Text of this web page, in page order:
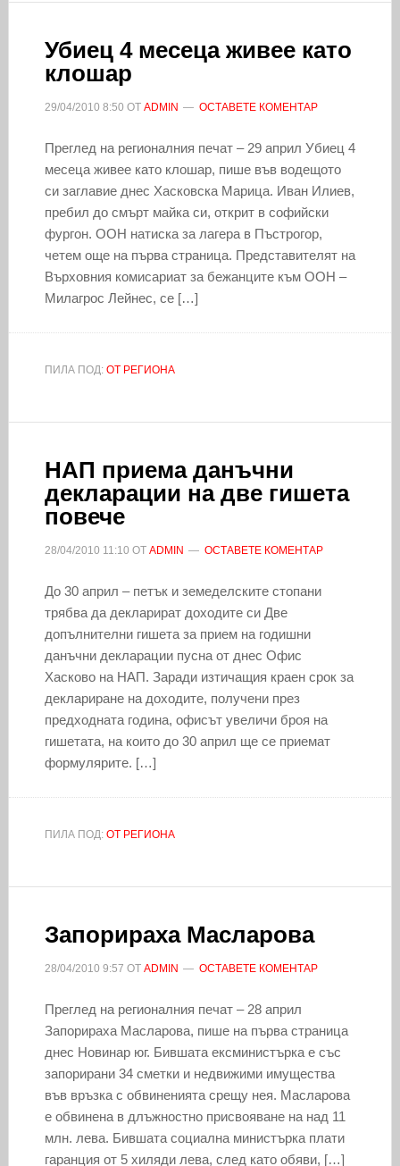
Убиец 4 месеца живее като
клошар
29/04/2010 8:50 ОТ ADMIN ОСТАВЕТЕ КОМЕНТАР
Преглед на регионалния печат – 29 април Убиец 4
месеца живее като клошар, пише във водещото
си заглавие днес Хасковска Марица. Иван Илиев,
пребил до смърт майка си, открит в софийски
фургон. ООН натиска за лагера в Пъстрогор,
четем още на първа страница. Представителят на
Върховния комисариат за бежанците към ООН –
Милагрос Лейнес, се […]
ПИЛА ПОД: ОТ РЕГИОНА
НАП приема данъчни
декларации на две гишета
повече
28/04/2010 11:10 ОТ ADMIN ОСТАВЕТЕ КОМЕНТАР
До 30 април – петък и земеделските стопани
трябва да декларират доходите си Две
допълнителни гишета за прием на годишни
данъчни декларации пусна от днес Офис
Хасково на НАП. Заради изтичащия краен срок за
деклариране на доходите, получени през
предходната година, oфисът увеличи броя на
гишетата, на които до 30 април ще се приемат
формулярите. […]
ПИЛА ПОД: ОТ РЕГИОНА
Запорираха Масларова
28/04/2010 9:57 ОТ ADMIN ОСТАВЕТЕ КОМЕНТАР
Преглед на регионалния печат – 28 април
Запорираха Масларова, пише на първа страница
днес Новинар юг. Бившата ексминистърка е със
запорирани 34 сметки и недвижими имущества
във връзка с обвиненията срещу нея. Масларова
е обвинена в длъжностно присвояване на над 11
млн. лева. Бившата социална министърка плати
гаранция от 5 хиляди лева, след като обяви, […]